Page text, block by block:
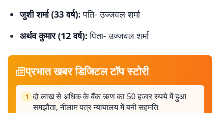
जुशी शर्मा (33 वर्ष): पति- उज्जवल शर्मा
अर्थव कुमार (12 वर्ष): पिता- उज्जवल शर्मा
प्रभात खबर डिजिटल टॉप स्टोरी
1 दो लाख से अधिक के बैंक ऋण का 50 हजार रुपये में हुआ
समझौता, नीलाम पत्र न्यायालय में बनी सहमति